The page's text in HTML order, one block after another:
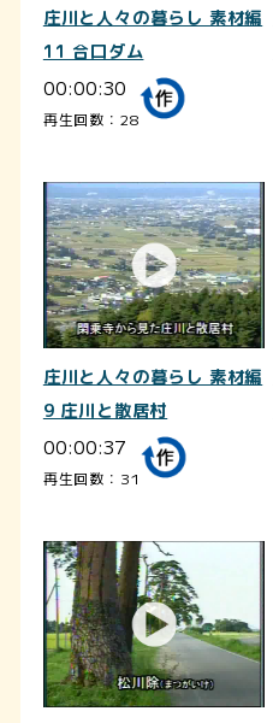
庄川と人々の暮らし 素材編
11 合口ダム
00:00:30
再生回数：28
庄川と人々の暮らし 素材編
9 庄川と散居村
00:00:37
再生回数：31